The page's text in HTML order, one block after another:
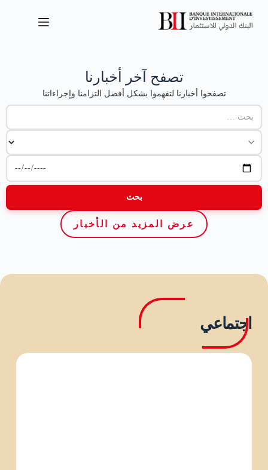
تصفح آخر أخبارنا
تصفحوا أخبارنا لتفهموا بشكل أفضل التزامنا وإجراءاتنا
عرض المزيد من الأخبار
اجتماعي